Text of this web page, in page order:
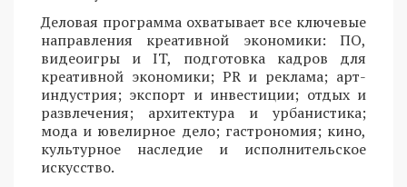
Деловая программа охватывает все ключевые
направления креативной экономики: ПО,
видеоигры и IT, подготовка кадров для
креативной экономики; PR и реклама; арт-
индустрия; экспорт и инвестиции; отдых и
развлечения; архитектура и урбанистика;
мода и ювелирное дело; гастрономия; кино,
культурное наследие и исполнительское
искусство.